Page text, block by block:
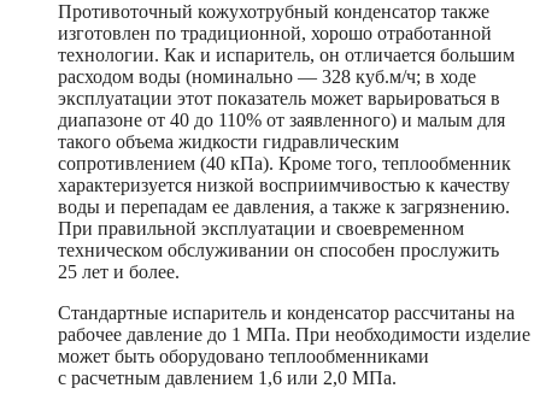
Противоточный кожухотрубный конденсатор также
изготовлен по традиционной, хорошо отработанной
технологии. Как и испаритель, он отличается большим
расходом воды (номинально — 328 куб.м/ч; в ходе
эксплуатации этот показатель может варьироваться в
диапазоне от 40 до 110% от заявленного) и малым для
такого объема жидкости гидравлическим
сопротивлением (40 кПа). Кроме того, теплообменник
характеризуется низкой восприимчивостью к качеству
воды и перепадам ее давления, а также к загрязнению.
При правильной эксплуатации и своевременном
техническом обслуживании он способен прослужить
25 лет и более.
Стандартные испаритель и конденсатор рассчитаны на
рабочее давление до 1 МПа. При необходимости изделие
может быть оборудовано теплообменниками
с расчетным давлением 1,6 или 2,0 МПа.